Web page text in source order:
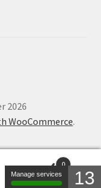
2026
WooCommerce.
0
Manage services 13